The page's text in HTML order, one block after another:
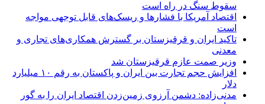
سقوط سنگ در راه است
اقتصاد آمریکا با فشارها و ریسک‌های قابل توجهی مواجه
است
تاکید ایران و قرقیزستان بر گسترش همکاری‌های تجاری و
معدنی
وزیر صمت عازم قرقیزستان شد
افزایش حجم تجارت بین ایران و پاکستان به رقم ۱۰ میلیارد
دلار
مدنی‌زاده: دشمن آرزوی زمین‌زدن اقتصاد ایران را به گور